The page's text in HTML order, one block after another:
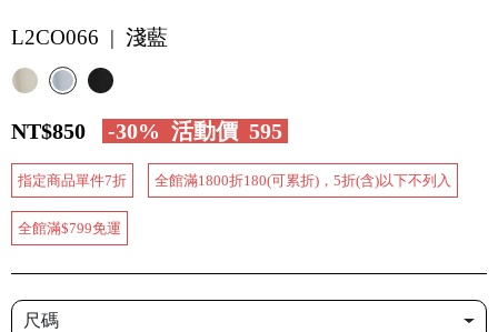
L2CO066 | 淺藍
NT$850 -30% 活動價 595
指定商品單件7折 全館滿1800折180(可累折)，5折(含)以下不列入
全館滿$799免運
尺碼